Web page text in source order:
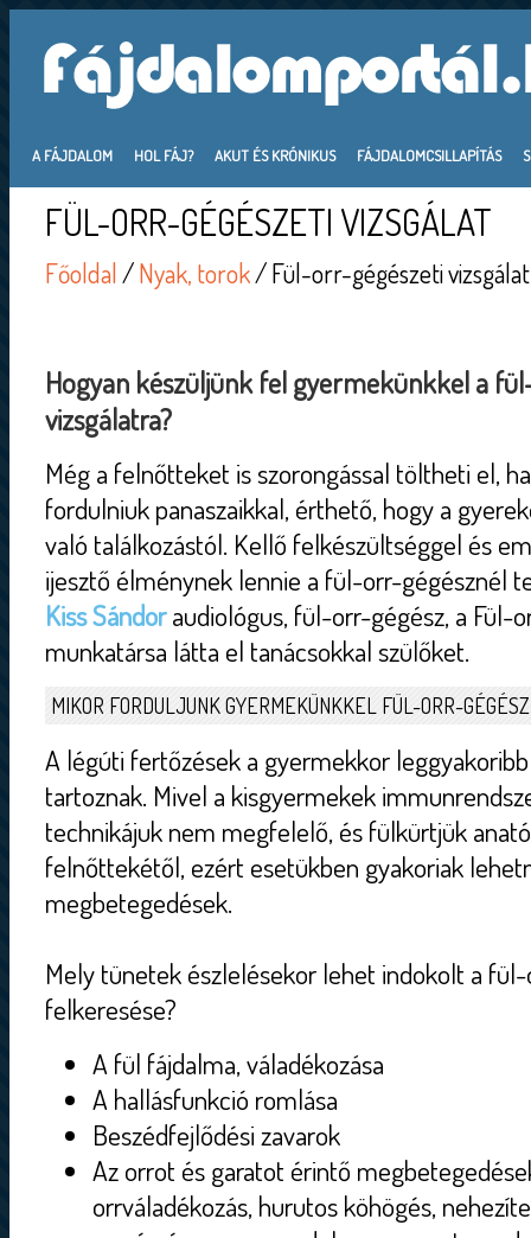
A FÁJDALOM HOL FÁJ? AKUT ÉS KRÓNIKUS FÁJDALOMCSILLAPÍTÁS
FÜL-ORR-GÉGÉSZETI VIZSGÁLAT
Főoldal/Nyak, torok/ Fül-orr-gégészeti vizsgálat
Hogyan készüljünk fel gyermekünkkel a
vizsgálatra?
Még a felnőtteket is szorongással töltheti el,
fordulniuk panaszaikkal, érthető, hogy a
való találkozástól. Kellő felkészültséggel és
ijesztő élménynek lennie a fül-orr-gégésznél
Kiss Sándoraudiológus, fül-orr-gégész, a Fül-
munkatársa látta el tanácsokkal szülőket.
MIKOR FORDULJUNK GYERMEKÜNKKEL FÜL-ORR-
A légúti fertőzések a gyermekkor
tartoznak. Mivel a kisgyermekek
technikájuk nem megfelelő, és fülkürtjük
felnőttekétől, ezért esetükben gyakoriak
megbetegedések.
Mely tünetek észlelésekor lehet indokolt a
felkeresése?
A fül fájdalma, váladékozása
A hallásfunkció romlása
Beszédfejlődési zavarok
Az orrot és garatot érintő
orrváladékozás, hurutos köhögés,